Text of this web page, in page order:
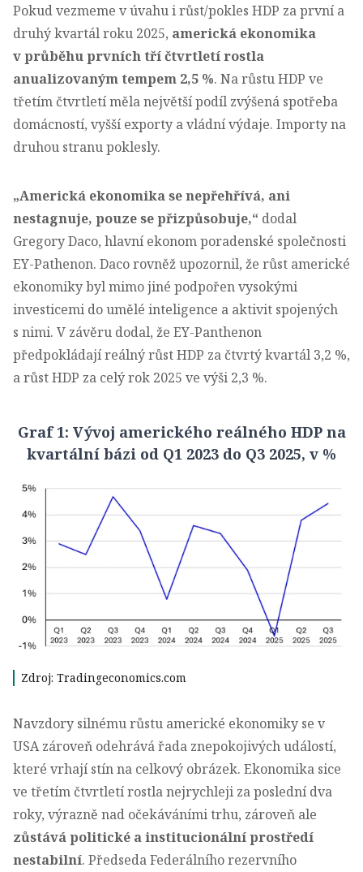
Pokud vezmeme v úvahu i růst/pokles HDP za první a
druhý kvartál roku 2025, americká ekonomika
v průběhu prvních tří čtvrtletí rostla
anualizovaným tempem 2,5 %. Na růstu HDP ve
třetím čtvrtletí měla největší podíl zvýšená spotřeba
domácností, vyšší exporty a vládní výdaje. Importy na
druhou stranu poklesly.
„Americká ekonomika se nepřehřívá, ani
nestagnuje, pouze se přizpůsobuje,“ dodal
Gregory Daco, hlavní ekonom poradenské společnosti
EY-Pathenon. Daco rovněž upozornil, že růst americké
ekonomiky byl mimo jiné podpořen vysokými
investicemi do umělé inteligence a aktivit spojených
s nimi. V závěru dodal, že EY-Panthenon
předpokládají reálný růst HDP za čtvrtý kvartál 3,2 %,
a růst HDP za celý rok 2025 ve výši 2,3 %.
Graf 1: Vývoj amerického reálného HDP na
kvartální bázi od Q1 2023 do Q3 2025, v %
Zdroj: Tradingeconomics.com
Navzdory silnému růstu americké ekonomiky se v
USA zároveň odehrává řada znepokojivých událostí,
které vrhají stín na celkový obrázek. Ekonomika sice
ve třetím čtvrtletí rostla nejrychleji za poslední dva
roky, výrazně nad očekáváními trhu, zároveň ale
zůstávápolitické a institucionální prostředí
nestabilní. Předseda Federálního rezervního